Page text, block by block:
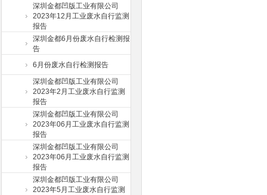
深圳金都凹版工业有限公司
2023年12月工业废水自行监测
报告
深圳金都6月份废水自行检测报
告
6月份废水自行检测报告
深圳金都凹版工业有限公司
2023年2月工业废水自行监测
报告
深圳金都凹版工业有限公司
2023年06月工业废水自行监测
报告
深圳金都凹版工业有限公司
2023年06月工业废水自行监测
报告
深圳金都凹版工业有限公司
2023年5月工业废水自行监测